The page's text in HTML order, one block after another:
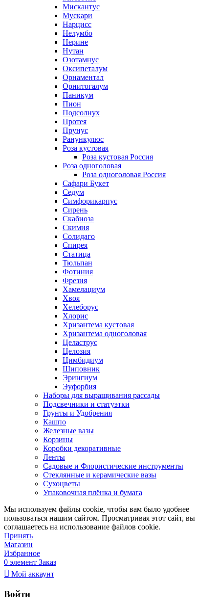
Мискантус
Мускари
Нарцисс
Нелумбо
Нерине
Нутан
Озотамнус
Оксипеталум
Орнаментал
Орнитогалум
Паникум
Пион
Подсолнух
Протея
Прунус
Ранункулюс
Роза кустовая
Роза кустовая Россия
Роза одноголовая
Роза одноголовая Россия
Сафари Букет
Седум
Симфорикарпус
Сирень
Скабиоза
Скимия
Солидаго
Спирея
Статица
Тюльпан
Фотиния
Фрезия
Хамелациум
Хвоя
Хелеборус
Хлорис
Хризантема кустовая
Хризантема одноголовая
Целаструс
Целозия
Цимбидиум
Шиповник
Эрингиум
Эуфорбия
Наборы для выращивания рассады
Подсвечники и статуэтки
Грунты и Удобрения
Кашпо
Железные вазы
Корзины
Коробки декоративные
Ленты
Садовые и Флористические инструменты
Стеклянные и керамические вазы
Сухоцветы
Упаковочная плёнка и бумага
Мы используем файлы cookie, чтобы вам было удобнее
пользоваться нашим сайтом. Просматривая этот сайт, вы
соглашаетесь на использование файлов cookie.
Принять
Магазин
Избранное
0 элемент Заказ
Мой аккаунт
Войти